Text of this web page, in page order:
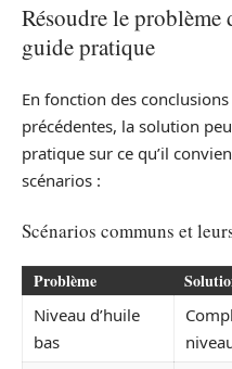
Résoudre le problème
guide pratique
En fonction des
précédentes, la solution
pratique sur ce qu’il
scénarios :
Scénarios communs et
Problème
Niveau d’huile
bas